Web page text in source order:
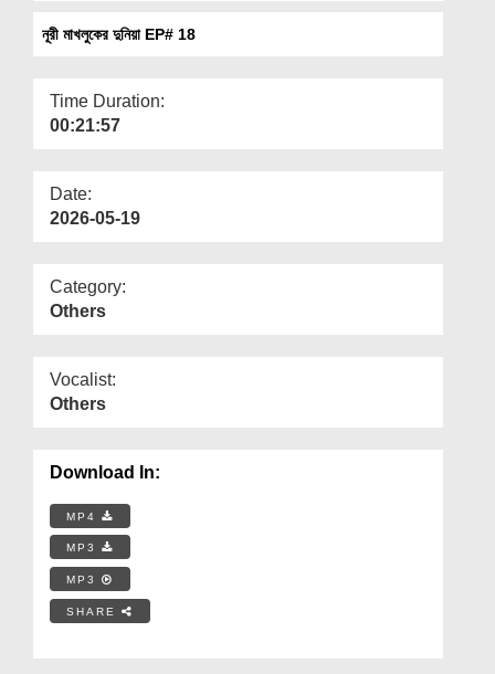
Departments
More
নূরী মাখলুকের দুনিয়া EP# 18
Time Duration:
00:21:57
Date:
2026-05-19
Category:
Others
Vocalist:
Others
Download In:
MP4
MP3
MP3
SHARE